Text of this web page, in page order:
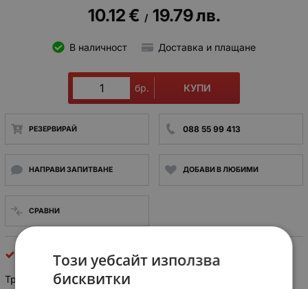
10.12€ / 19.79лв.
В наличност Доставка и плащане
бр. КУПИ
РЕЗЕРВИРАЙ 088 55 99 413
НАПРАВИ ЗАПИТВАНЕ ДОБАВИ В ЛЮБИМИ
СРАВНИ
Промишлени ремъци
Трапецовиден ремък ЗЕБРА
Този уебсайт използва
бисквитки